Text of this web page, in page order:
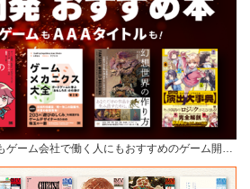
ゲーム会社で働く人にもおすすめのゲーム開…